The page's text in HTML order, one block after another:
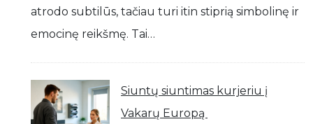
atrodo subtilūs, tačiau turi itin stiprią simbolinę ir
emocinę reikšmę. Tai…
Siuntų siuntimas kurjeriu į
Vakarų Europą